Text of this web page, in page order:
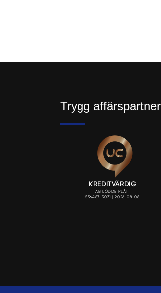
Trygg affärspartner